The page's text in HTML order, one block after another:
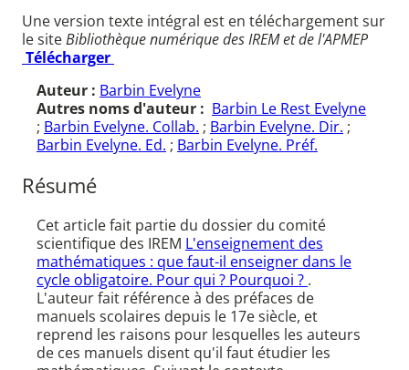
Une version texte intégral est en téléchargement sur
le siteBibliothèque numérique des IREM et de l'APMEP
Télécharger
Auteur : Barbin Evelyne
Autres noms d'auteur : Barbin Le Rest Evelyne
; Barbin Evelyne. Collab. ; Barbin Evelyne. Dir. ;
Barbin Evelyne. Ed. ; Barbin Evelyne. Préf.
Résumé
Cet article fait partie du dossier du comité
scientifique des IREM L'enseignement des
mathématiques : que faut-il enseigner dans le
cycle obligatoire. Pour qui ? Pourquoi ? .
L'auteur fait référence à des préfaces de
manuels scolaires depuis le 17e siècle, et
reprend les raisons pour lesquelles les auteurs
de ces manuels disent qu'il faut étudier les